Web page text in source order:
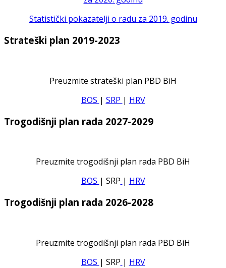
Statistički pokazatelji o radu za 2019. godinu
Strateški plan 2019-2023
Preuzmite strateški plan PBD BiH
BOS | SRP | HRV
Trogodišnji plan rada 2027-2029
Preuzmite trogodišnji plan rada PBD BiH
BOS | SRP | HRV
Trogodišnji plan rada 2026-2028
Preuzmite trogodišnji plan rada PBD BiH
BOS | SRP | HRV